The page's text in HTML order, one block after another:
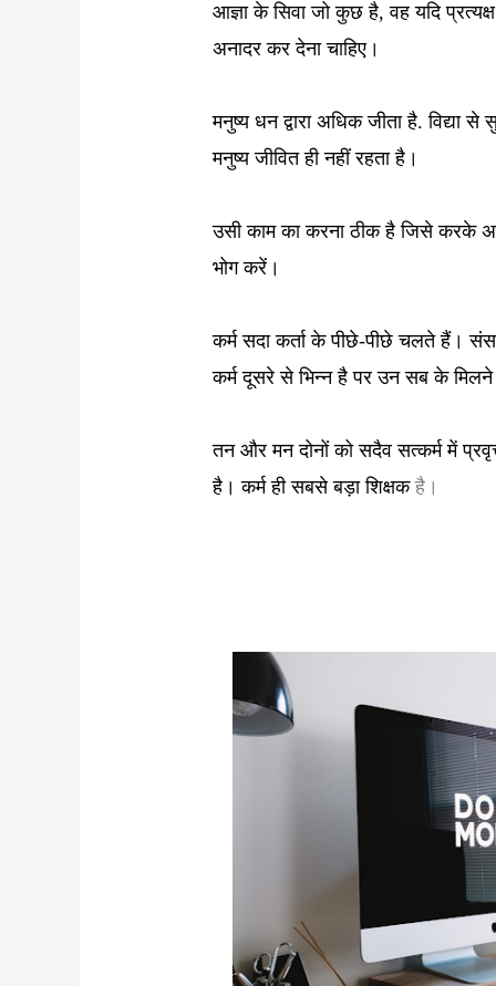
आज्ञा के सिवा जो कुछ है, वह यदि
अनादर कर देना चाहिए।
मनुष्य धन द्वारा अधिक जीता है. विद्या से
मनुष्य जीवित ही नहींरहता है।
उसी काम का करना ठीक है जिसे करके
भोग करें।
कर्म सदा कर्ता के पीछे-पीछे चलते हैं।
कर्म दूसरे से भिन्न है पर उन सब के
तन और मन दोनों को सदैव सत्कर्म में
है।कर्म ही सबसे बड़ा शिक्षकहै।